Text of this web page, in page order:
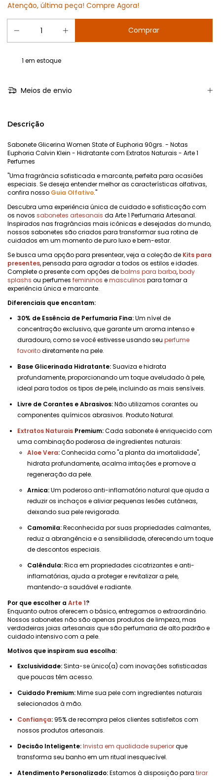
Atenção, última peça! Compre Agora!
1 em estoque
Meios de envio
Descrição
Sabonete Glicerina Women State of Euphoria 90grs. - Notas
Euphoria Calvin Klein - Hidratante com Extratos Naturais - Arte 1
Perfumes
"Uma fragrância sofisticada e marcante, perfeita para ocasiões
especiais. Se deseja entender melhor as características olfativas,
confira nosso Guia Olfativo."
Descubra uma experiência única de cuidado e sofisticação com
os novos sabonetes artesanais da Arte 1 Perfumaria Artesanal.
Inspirados nas fragrâncias mais icônicas e desejadas do mundo,
nossos sabonetes são criados para transformar sua rotina de
cuidados em um momento de puro luxo e bem-estar.
Se busca uma opção para presentear, veja a coleção de Kits para
presentes, pensada para agradar a todos os estilos e idades.
Complete o presente com opções debalms para barba,body
splashs ou perfumes femininos emasculinos para tornar a
experiência única e marcante.
Diferenciais que encantam:
30% de Essência de Perfumaria Fina:Um nível de
concentração exclusivo, que garante um aroma intenso e
duradouro, como se você estivesse usando seu perfume
favoritodiretamente na pele.
Base Glicerinada Hidratante:Suaviza e hidrata
profundamente, proporcionando um toque aveludado à pele,
ideal para todos os tipos de pele, incluindo as mais sensíveis.
Livre de Corantes e Abrasivos:Não utilizamos corantes ou
componentes químicos abrasivos. Produto Natural.
Extratos Naturais Premium:Cada sabonete é enriquecido com
uma combinação poderosa de ingredientes naturais:
Aloe Vera:Conhecida como "a planta da imortalidade",
hidrata profundamente, acalma irritações e promove a
regeneração da pele.
Arnica:Um poderoso anti-inflamatório natural que ajuda a
reduzir os inchaços e aliviar pequenas lesões cutâneas,
deixando sua pele revigorada.
Camomila:Reconhecida por suas propriedades calmantes,
reduz a abrangência e a sensibilidade, oferecendo um toque
de descontos especiais.
Calêndula:Rica em propriedades cicatrizantes e anti-
inflamatórias, ajuda a proteger e revitalizar a pele,
mantendo-a saudável e radiante.
Por que escolher a Arte 1?
Enquanto outros oferecem o básico, entregamos o extraordinário.
Nossos sabonetes não são apenas produtos de limpeza, mas
verdadeiras joias artesanais que são perfumaria de alto padrão e
cuidado intensivo com a pele.
Motivos que inspiram sua escolha:
Exclusividade:Sinta-se único(a) com inovações sofisticadas
que poucas têm acesso.
Cuidado Premium:Mime sua pele com ingredientes naturais
selecionados à mão.
Confiança: 95% de recompra pelos clientes satisfeitos com
nossos produtos artesanais.
Decisão Inteligente:Invista em qualidade superiorque
transforma seu banho em um ritual inesquecível.
Atendimento Personalizado:Estamos à disposição para tirar